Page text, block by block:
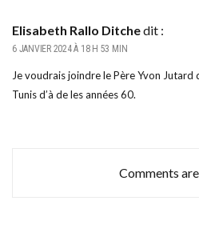
Elisabeth Rallo Ditchedit :
6 JANVIER 2024 À 18 H 53 MIN
Je voudrais joindre le Père Yvon Jutard
Tunis d’à de les années 60.
Comments